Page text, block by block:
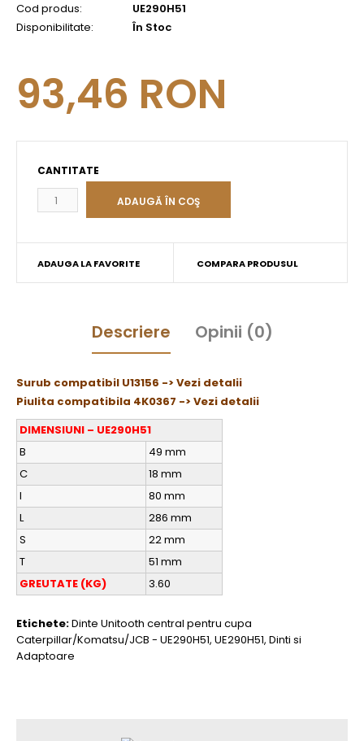
Cod produs:
UE290H51
Disponibilitate:
În Stoc
93,46 RON
CANTITATE
ADAUGA LA FAVORITE COMPARA PRODUSUL
Descriere Opinii (0)
Surub compatibil U13156 -> Vezi detalii
Piulita compatibila 4K0367 -> Vezi detalii
DIMENSIUNI – UE290H51
B
49 mm
C
18 mm
I
80 mm
L
286 mm
S
22 mm
T
51 mm
GREUTATE (KG)
3.60
Etichete:Dinte Unitooth central pentru cupa
Caterpillar/Komatsu/JCB - UE290H51, UE290H51, Dinti si
Adaptoare